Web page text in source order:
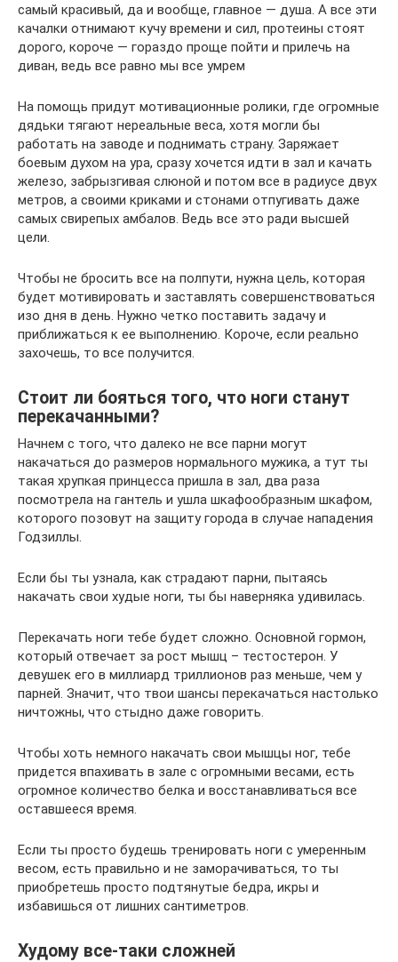
самый красивый, да и вообще, главное — душа. А все эти
качалки отнимают кучу времени и сил, протеины стоят
дорого, короче — гораздо проще пойти и прилечь на
диван, ведь все равно мы все умрем
На помощь придут мотивационные ролики, где огромные
дядьки тягают нереальные веса, хотя могли бы
работать на заводе и поднимать страну. Заряжает
боевым духом на ура, сразу хочется идти в зал и качать
железо, забрызгивая слюной и потом все в радиусе двух
метров, а своими криками и стонами отпугивать даже
самых свирепых амбалов. Ведь все это ради высшей
цели.
Чтобы не бросить все на полпути, нужна цель, которая
будет мотивировать и заставлять совершенствоваться
изо дня в день. Нужно четко поставить задачу и
приближаться к ее выполнению. Короче, если реально
захочешь, то все получится.
Стоит ли бояться того, что ноги станут
перекачанными?
Начнем с того, что далеко не все парни могут
накачаться до размеров нормального мужика, а тут ты
такая хрупкая принцесса пришла в зал, два раза
посмотрела на гантель и ушла шкафообразным шкафом,
которого позовут на защиту города в случае нападения
Годзиллы.
Если бы ты узнала, как страдают парни, пытаясь
накачать свои худые ноги, ты бы наверняка удивилась.
Перекачать ноги тебе будет сложно. Основной гормон,
который отвечает за рост мышц – тестостерон. У
девушек его в миллиард триллионов раз меньше, чем у
парней. Значит, что твои шансы перекачаться настолько
ничтожны, что стыдно даже говорить.
Чтобы хоть немного накачать свои мышцы ног, тебе
придется впахивать в зале с огромными весами, есть
огромное количество белка и восстанавливаться все
оставшееся время.
Если ты просто будешь тренировать ноги с умеренным
весом, есть правильно и не заморачиваться, то ты
приобретешь просто подтянутые бедра, икры и
избавишься от лишних сантиметров.
Худому все-таки сложней